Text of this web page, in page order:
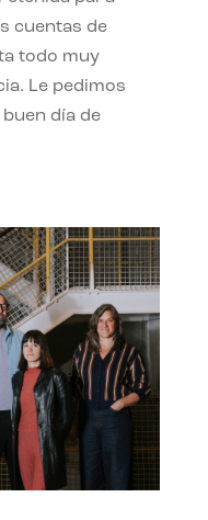
cuentas de
todo muy
Le pedimos
día de